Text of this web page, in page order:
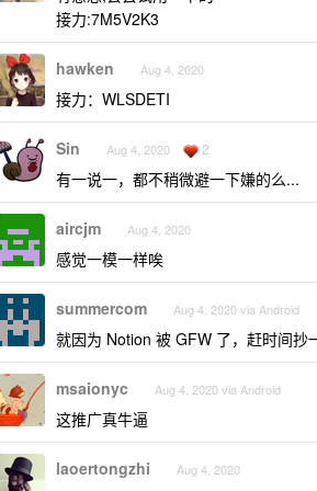
接力:7M5V2K3
hawken Aug 4, 2020
接力：WLSDETI
Sin Aug 4, 2020 2
有一说一，都不稍微避一下嫌的么...
aircjm Aug 4, 2020
感觉一模一样唉
summercom Aug 4, 2020 via Android
就因为 Notion 被 GFW 了，赶时间抄
msaionyc Aug 4, 2020 via Android
这推广真牛逼
laoertongzhi Aug 4, 2020